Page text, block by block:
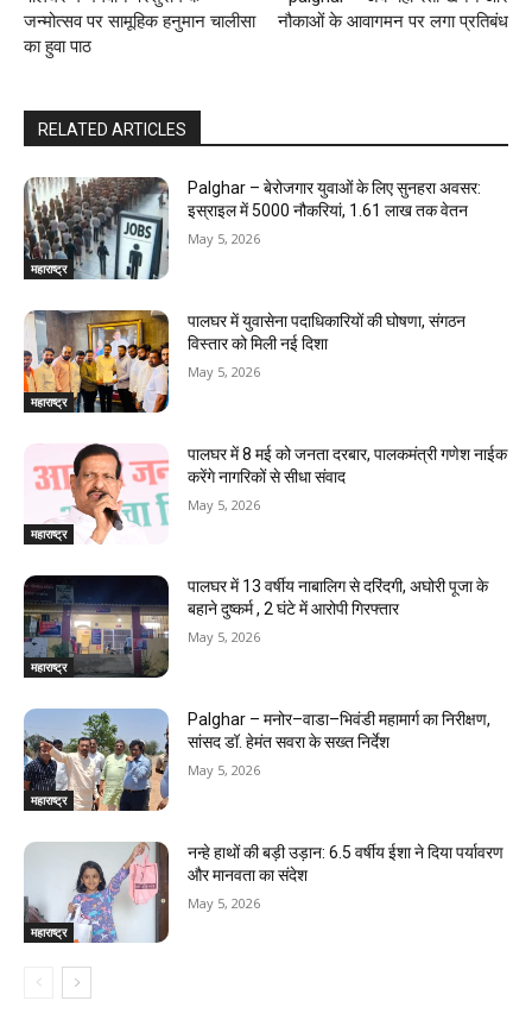
जन्मोत्सव पर सामूहिक हनुमान चालीसा
का हुवा पाठ
नौकाओं के आवागमन पर लगा प्रतिबंध
RELATED ARTICLES
महाराष्ट्र
Palghar – बेरोजगार युवाओं के लिए सुनहरा अवसर:
इस्राइल में 5000 नौकरियां, ₹1.61 लाख तक वेतन
May 5, 2026
महाराष्ट्र
पालघर में युवासेना पदाधिकारियों की घोषणा, संगठन
विस्तार को मिली नई दिशा
May 5, 2026
महाराष्ट्र
पालघर में 8 मई को जनता दरबार, पालकमंत्री गणेश नाईक
करेंगे नागरिकों से सीधा संवाद
May 5, 2026
महाराष्ट्र
पालघर में 13 वर्षीय नाबालिग से दरिंदगी, अघोरी पूजा के
बहाने दुष्कर्म , 2 घंटे में आरोपी गिरफ्तार
May 5, 2026
महाराष्ट्र
Palghar – मनोर–वाडा–भिवंडी महामार्ग का निरीक्षण,
सांसद डॉ. हेमंत सवरा के सख्त निर्देश
May 5, 2026
महाराष्ट्र
नन्हे हाथों की बड़ी उड़ान: 6.5 वर्षीय ईशा ने दिया पर्यावरण
और मानवता का संदेश
May 5, 2026